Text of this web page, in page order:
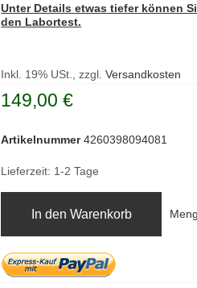
Unter Details etwas tiefer können
den Labortest.
Inkl. 19% USt., zzgl. Versandkosten
149,00 €
Artikelnummer 4260398094081
Lieferzeit: 1-2 Tage
In den Warenkorb